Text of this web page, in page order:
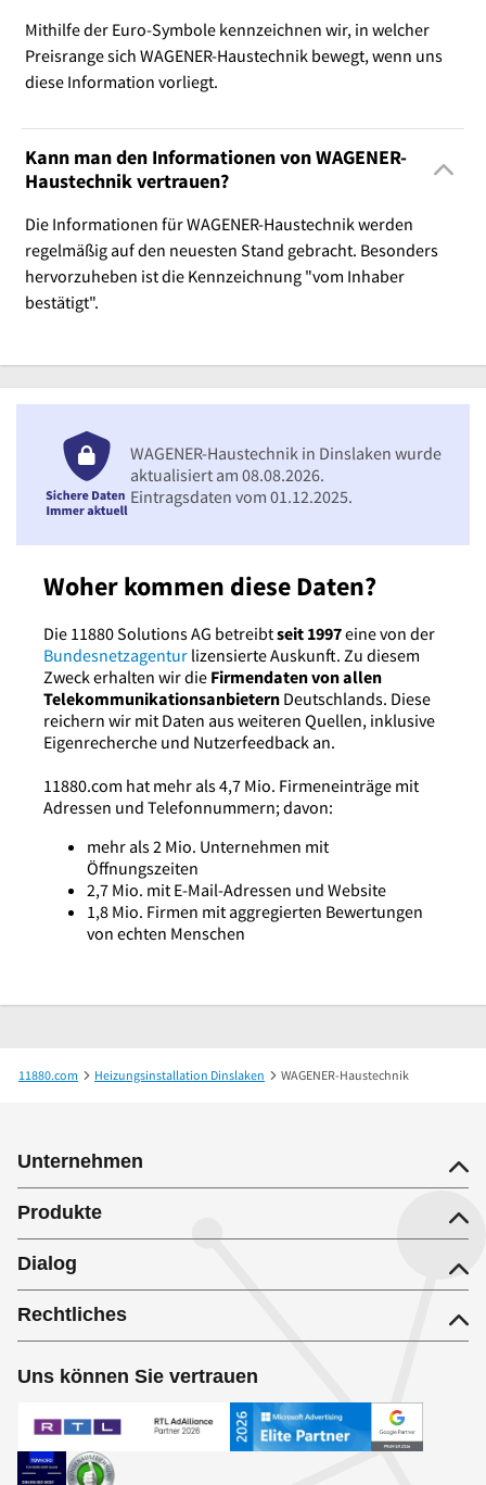
Mithilfe der Euro-Symbole kennzeichnen wir, in welcher
Preisrange sich WAGENER-Haustechnik bewegt, wenn uns
diese Information vorliegt.
Kann man den Informationen von WAGENER-
Haustechnik vertrauen?
Die Informationen für WAGENER-Haustechnik werden
regelmäßig auf den neuesten Stand gebracht. Besonders
hervorzuheben ist die Kennzeichnung "vom Inhaber
bestätigt".
Woher kommen diese Daten?
Die 11880 Solutions AG betreibtseit 1997eine von der
Bundesnetzagentur lizensierte Auskunft. Zu diesem
Zweck erhalten wir die Firmendaten von allen
Telekommunikationsanbietern Deutschlands. Diese
reichern wir mit Daten aus weiteren Quellen, inklusive
Eigenrecherche und Nutzerfeedback an.
11880.com hat mehr als 4,7 Mio. Firmeneinträge mit
Adressen und Telefonnummern; davon:
mehr als 2 Mio. Unternehmen mit
Öffnungszeiten
2,7 Mio. mit E-Mail-Adressen und Website
1,8 Mio. Firmen mit aggregierten Bewertungen
von echten Menschen
WAGENER-Haustechnik in Dinslaken wurde
aktualisiert am 08.08.2026.
Eintragsdaten vom 01.12.2025.
11880.com Heizungsinstallation Dinslaken WAGENER-Haustechnik
Unternehmen
Produkte
Dialog
Rechtliches
Uns können Sie vertrauen